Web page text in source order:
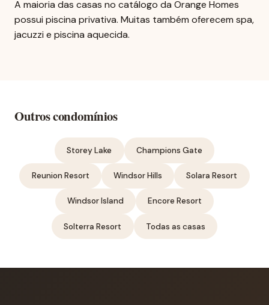
A maioria das casas no catálogo da Orange Homes
possui piscina privativa. Muitas também oferecem spa,
jacuzzi e piscina aquecida.
Outros condomínios
Storey Lake Champions Gate
Reunion Resort Windsor Hills Solara Resort
Windsor Island Encore Resort
Solterra Resort Todas as casas